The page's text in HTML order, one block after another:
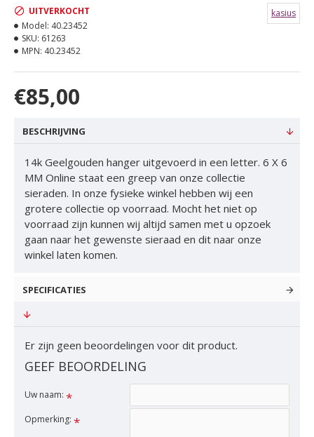
€85,00
UITVERKOCHT
Model: 40.23452
SKU: 61263
MPN: 40.23452
kasius
BESCHRIJVING
14k Geelgouden hanger uitgevoerd in een letter. 6 X 6
MM Online staat een greep van onze collectie
sieraden. In onze fysieke winkel hebben wij een
grotere collectie op voorraad. Mocht het niet op
voorraad zijn kunnen wij altijd samen met u opzoek
gaan naar het gewenste sieraad en dit naar onze
winkel laten komen.
SPECIFICATIES
Er zijn geen beoordelingen voor dit product.
GEEF BEOORDELING
Uw naam:
Opmerking: